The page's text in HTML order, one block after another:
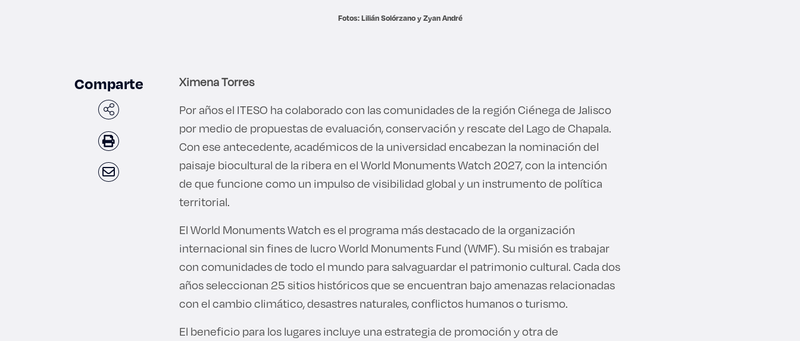
Fotos: Lilián Solórzano y Zyan André
Comparte
Ximena Torres
Por años el ITESO ha colaborado con las comunidades de la región Ciénega de Jalisco
por medio de propuestas de evaluación, conservación y rescate del Lago de Chapala.
Con ese antecedente, académicos de la universidad encabezan la nominación del
paisaje biocultural de la ribera en el World Monuments Watch 2027, con la intención
de que funcione como un impulso de visibilidad global y un instrumento de política
territorial.
El World Monuments Watch es el programa más destacado de la organización
internacional sin fines de lucro World Monuments Fund (WMF). Su misión es trabajar
con comunidades de todo el mundo para salvaguardar el patrimonio cultural. Cada dos
años seleccionan 25 sitios históricos que se encuentran bajo amenazas relacionadas
con el cambio climático, desastres naturales, conflictos humanos o turismo.
El beneficio para los lugares incluye una estrategia de promoción y otra de